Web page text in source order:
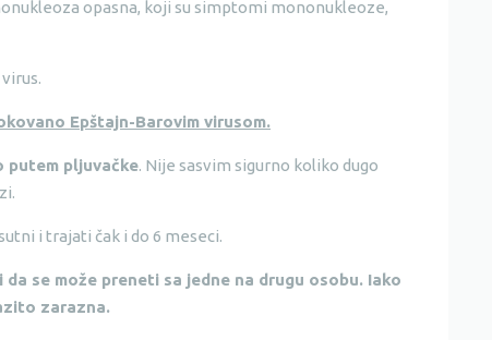
Epštajn-Barovim virusom.
putem pljuvačke. Nije sasvim sigurno koliko dugo
i trajati čak i do 6 meseci.
se može preneti sa jedne na drugu osobu. Iako
zarazna.